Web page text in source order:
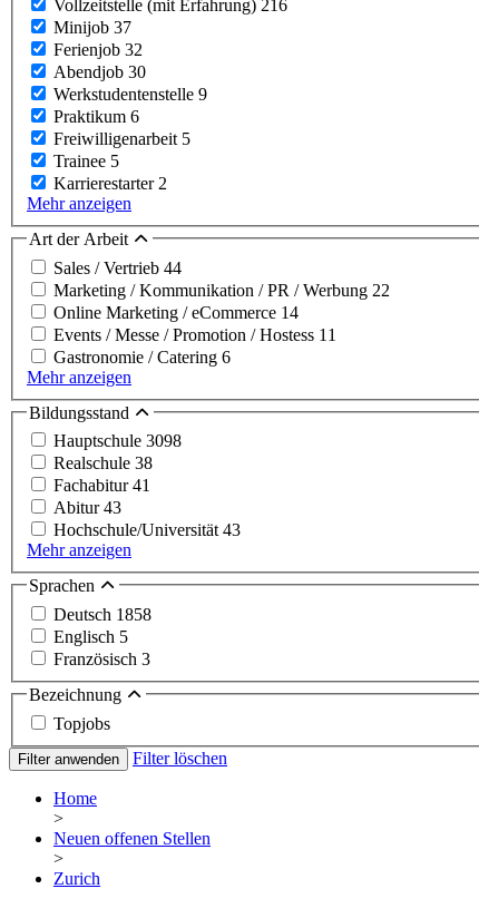
Vollzeitstelle (mit Erfahrung) 216
Minijob 37
Ferienjob 32
Abendjob 30
Werkstudentenstelle 9
Praktikum 6
Freiwilligenarbeit 5
Trainee 5
Karrierestarter 2
Mehr anzeigen
Art der Arbeit
Sales / Vertrieb 44
Marketing / Kommunikation / PR / Werbung 22
Online Marketing / eCommerce 14
Events / Messe / Promotion / Hostess 11
Gastronomie / Catering 6
Mehr anzeigen
Bildungsstand
Hauptschule 3098
Realschule 38
Fachabitur41
Abitur43
Hochschule/Universität43
Mehr anzeigen
Sprachen
Deutsch 1858
Englisch 5
Französisch 3
Bezeichnung
Topjobs
Filter anwenden Filter löschen
Home
>
Neuen offenen Stellen
>
Zurich